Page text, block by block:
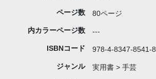
ページ数 80ページ
内カラーページ数 ---
ISBNコード 978-4-8347-8541-8
ジャンル 実用書 > 手芸